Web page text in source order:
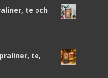
te och
te,